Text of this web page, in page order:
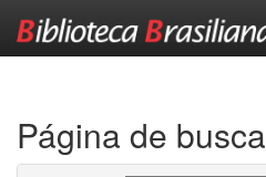
Página de busca